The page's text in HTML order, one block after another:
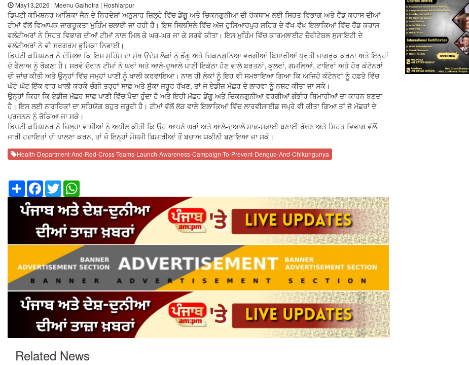
May13,2026 | Meenu Galhotra | Hoshiarpur
ਡਿਪਟੀ ਕਮਿਸ਼ਨਰ ਆਸ਼ਿਕਾ ਜੈਨ ਦੇ ਨਿਰਦੇਸ਼ਾਂ ਅਨੁਸਾਰ ਜ਼ਿਲ੍ਹੇ ਵਿੱਚ ਡੇਂਗੂ ਅਤੇ ਚਿਕਨਗੁਨੀਆ ਦੀ ਰੋਕਥਾਮ ਲਈ ਸਿਹਤ ਵਿਭਾਗ ਅਤੇ ਰੈੱਡ ਕਰਾਸ ਦੀਆਂ
ਟੀਮਾਂ ਵੱਲੋਂ ਵਿਆਪਕ ਜਾਗਰੂਕਤਾ ਮੁਹਿੰਮ ਚਲਾਈ ਜਾ ਰਹੀ ਹੈ। ਇਸ ਸਿਲਸਿਲੇ ਵਿੱਚ ਅੱਜ ਹੁਸ਼ਿਆਰਪੁਰ ਸ਼ਹਿਰ ਦੇ ਵੱਖ-ਵੱਖ ਇਲਾਕਿਆਂ ਵਿੱਚ ਰੈੱਡ ਕਰਾਸ
ਵਲੰਟੀਅਰਾਂ ਨੇ ਸਿਹਤ ਵਿਭਾਗ ਦੀਆਂ ਟੀਮਾਂ ਨਾਲ ਮਿਲ ਕੇ ਘਰ-ਘਰ ਜਾ ਕੇ ਸਰਵੇ ਕੀਤਾ। ਇਸ ਮੁਹਿੰਮ ਵਿੱਚ ਕਾਰਮਲਾਈਟ ਚੈਰੀਟੇਬਲ ਸੁਸਾਇਟੀ ਦੇ
ਵਲੰਟੀਅਰਾਂ ਨੇ ਵੀ ਸਰਗਰਮ ਭੂਮਿਕਾ ਨਿਭਾਈ।
ਡਿਪਟੀ ਕਮਿਸ਼ਨਰ ਨੇ ਦੱਸਿਆ ਕਿ ਇਸ ਮੁਹਿੰਮ ਦਾ ਮੁੱਖ ਉਦੇਸ਼ ਲੋਕਾਂ ਨੂੰ ਡੇਂਗੂ ਅਤੇ ਚਿਕਨਗੁਨਿਆ ਵਰਗੀਆਂ ਬਿਮਾਰੀਆਂ ਪ੍ਰਤੀ ਜਾਗਰੂਕ ਕਰਨਾ ਅਤੇ ਇਨ੍ਹਾਂ
ਦੇ ਫੈਲਾਅ ਨੂੰ ਰੋਕਣਾ ਹੈ। ਸਰਵੇ ਦੌਰਾਨ ਟੀਮਾਂ ਨੇ ਘਰਾਂ ਅਤੇ ਆਲੇ-ਦੁਆਲੇ ਪਾਣੀ ਇਕੱਠਾ ਹੋਣ ਵਾਲੇ ਬਰਤਨਾਂ, ਕੂਲਰਾਂ, ਗਮਲਿਆਂ, ਟਾਇਰਾਂ ਅਤੇ ਹੋਰ ਕੰਟੇਨਰਾਂ
ਦੀ ਜਾਂਚ ਕੀਤੀ ਅਤੇ ਉਨ੍ਹਾਂ ਵਿੱਚ ਜਮ੍ਹਾਂ ਪਾਣੀ ਨੂੰ ਖਾਲੀ ਕਰਵਾਇਆ। ਨਾਲ ਹੀ ਲੋਕਾਂ ਨੂੰ ਇਹ ਵੀ ਸਮਝਾਇਆ ਗਿਆ ਕਿ ਅਜਿਹੇ ਕੰਟੇਨਰਾਂ ਨੂੰ ਹਫ਼ਤੇ ਵਿੱਚ
ਘੱਟੋ-ਘੱਟ ਇੱਕ ਵਾਰ ਖਾਲੀ ਕਰਕੇ ਚੰਗੀ ਤਰ੍ਹਾਂ ਸਾਫ਼ ਅਤੇ ਸੁੱਕਾ ਜ਼ਰੂਰ ਰੱਖਣ, ਤਾਂ ਜੋ ਏਡੀਜ਼ ਮੱਛਰ ਦੇ ਲਾਰਵਾ ਨੂੰ ਨਸ਼ਟ ਕੀਤਾ ਜਾ ਸਕੇ।
ਉਨ੍ਹਾਂ ਕਿਹਾ ਕਿ ਏਡੀਜ਼ ਮੱਛਰ ਸਾਫ਼ ਪਾਣੀ ਵਿੱਚ ਪੈਦਾ ਹੁੰਦਾ ਹੈ ਅਤੇ ਇਹੀ ਮੱਛਰ ਡੇਂਗੂ ਅਤੇ ਚਿਕਨਗੁਨੀਆ ਵਰਗੀਆਂ ਗੰਭੀਰ ਬਿਮਾਰੀਆਂ ਦਾ ਕਾਰਨ ਬਣਦਾ
ਹੈ। ਇਸ ਲਈ ਨਾਗਰਿਕਾਂ ਦਾ ਸਹਿਯੋਗ ਬਹੁਤ ਜ਼ਰੂਰੀ ਹੈ। ਟੀਮਾਂ ਵੱਲੋਂ ਲੋੜ ਵਾਲੇ ਇਲਾਕਿਆਂ ਵਿੱਚ ਲਾਰਵੀਸਾਈਡ ਸਪ੍ਰੇ ਵੀ ਕੀਤਾ ਗਿਆ ਤਾਂ ਜੋ ਮੱਛਰਾਂ ਦੇ
ਪ੍ਰਜਨਨ ਨੂੰ ਰੋਕਿਆ ਜਾ ਸਕੇ।
ਡਿਪਟੀ ਕਮਿਸ਼ਨਰ ਨੇ ਜ਼ਿਲ੍ਹਾ ਵਾਸੀਆਂ ਨੂੰ ਅਪੀਲ ਕੀਤੀ ਕਿ ਉਹ ਆਪਣੇ ਘਰਾਂ ਅਤੇ ਆਲੇ-ਦੁਆਲੇ ਸਾਫ਼-ਸਫ਼ਾਈ ਬਣਾਈ ਰੱਖਣ ਅਤੇ ਸਿਹਤ ਵਿਭਾਗ ਵੱਲੋਂ
ਜਾਰੀ ਹਦਾਇਤਾਂ ਦੀ ਪਾਲਣਾ ਕਰਨ, ਤਾਂ ਜੋ ਇਨ੍ਹਾਂ ਮੌਸਮੀ ਬਿਮਾਰੀਆਂ ਤੋਂ ਬਚਾਅ ਯਕੀਨੀ ਬਣਾਇਆ ਜਾ ਸਕੇ।
Health-Department-And-Red-Cross-Teams-Launch-Awareness-Campaign-To-Prevent-Dengue-And-Chikungunya
Share Facebook
Twitter
Related News